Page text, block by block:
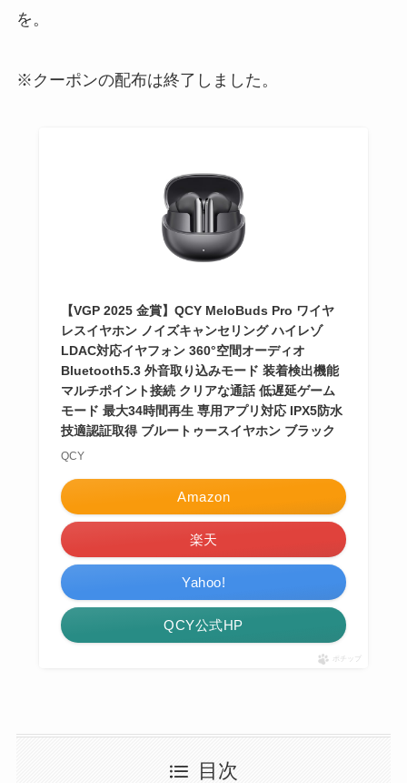
を。
※クーポンの配布は終了しました。
【VGP 2025 金賞】QCY MeloBuds Pro ワイヤ
レスイヤホン ノイズキャンセリング ハイレゾ
LDAC対応イヤフォン 360°空間オーディオ
Bluetooth5.3 外音取り込みモード 装着検出機能
マルチポイント接続 クリアな通話 低遅延ゲーム
モード 最大34時間再生 専用アプリ対応 IPX5防水
技適認証取得 ブルートゥースイヤホン ブラック
QCY
Amazon
楽天
Yahoo!
QCY公式HP
ポチップ
目次